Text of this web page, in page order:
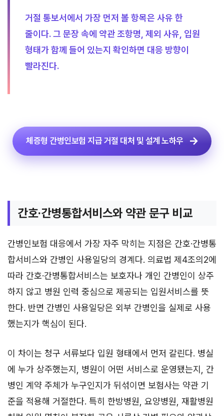
거절 통보서에서 가장 먼저 볼 항목은 사유 한
줄이다. 그 문장 속에 약관 조항명, 제외 사유, 입원
형태가 함께 들어 있는지 확인하면 대응 방향이
빨라진다.
체증형 간병인보험 지급 거절 대처 및 설계 노하우
간호·간병통합서비스와 약관 문구 비교
간병인보험 대응에서 가장 자주 막히는 지점은 간호·간병통
합서비스와 간병인 사용일당의 경계다. 의료법 제4조의2에
따라 간호·간병통합서비스는 보호자나 개인 간병인이 상주
하지 않고 병원 인력 중심으로 제공되는 입원서비스를 뜻
한다. 반면 간병인 사용일당은 외부 간병인을 실제로 사용
했는지가 핵심이 된다.
이 차이는 청구 서류보다 입원 형태에서 먼저 갈린다. 병실
에 누가 상주했는지, 병원이 어떤 서비스로 운영됐는지, 간
병인 계약 주체가 누구인지가 뒤섞이면 보험사는 약관 기
준을 적용해 거절한다. 특히 한방병원, 요양병원, 재활병원